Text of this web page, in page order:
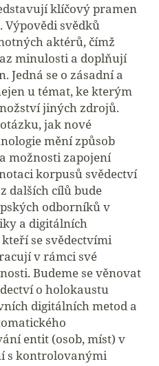
klíčový pramen
svědků
aktérů, čímž
minulosti a doplňují
Jedná se o zásadní a
u témat, ke kterým
jiných zdrojů.
jak nové
mění způsob
možnosti zapojení
korpusů svědectví
dalších cílů bude
odborníků v
a digitálních
se svědectvími
v rámci své
Budeme se věnovat
o holokaustu
digitálních metod a
entit (osob, míst) v
s kontrolovanými